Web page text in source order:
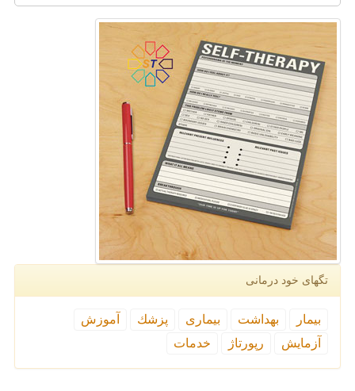
تگهای خود درمانی
بیمار بهداشت بیماری پزشك
آموزش
آزمایش
رپورتاژ خدمات